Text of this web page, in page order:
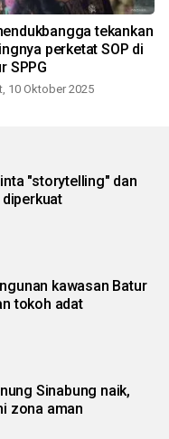
tekankan
perketat SOP di
SPPG
10 Oktober 2025
"storytelling" dan
kawasan Batur
tokoh adat
Sinabung naik,
zona aman